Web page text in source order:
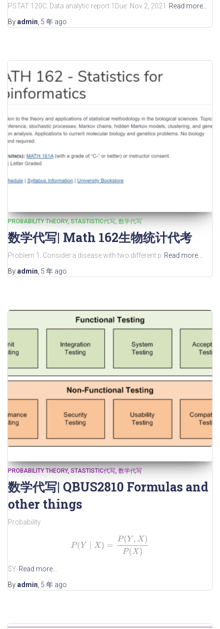
PSTAT 120C: Data analytic report 1Due: Nov 2, 2021
Read more…
Byadmin 5 年 ago
PROBABILITY THEORY STASTISTIC代写 数学代写
数学代写| Math 162生物统计代考
Problem 1. Consider a disease with two different p Read more…
Byadmin 5 年 ago
PROBABILITY THEORY STASTISTIC代写 数学代写
数学代写| QBUS2810 Formulas and
other things
Probability
X)P(X
$Y Read more…
Byadmin 5 年 ago